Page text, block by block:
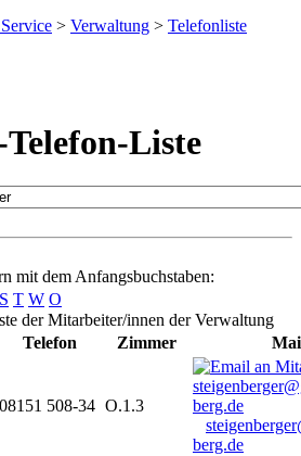
> Verwaltung > Telefonliste
Liste
mit dem Anfangsbuchstaben:
S T W O
der Mitarbeiter/innen der Verwaltung
Telefon Zimmer
08151 508-34 O.1.3
berg.de